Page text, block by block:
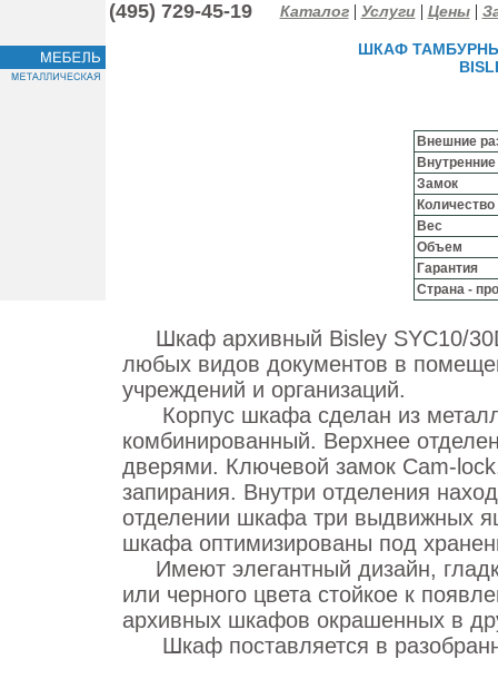
(495) 729-45-19 Каталог| Услуги| Цены|
ШКАФ
Внешние
Замок
Вес
Объем
Гарантия
Страна -
Шкаф архивный Bisley SYC10/
любых видов документов в
учреждений и организаций.
Корпус шкафа сделан из
комбинированный. Верхнее
дверями. Ключевой замок Cam-
запирания. Внутри отделения
отделении шкафа три выдвижных
шкафа оптимизированы под
Имеют элегантный дизайн,
или черного цвета стойкое к
архивных шкафов окрашенных в
Шкаф поставляется в